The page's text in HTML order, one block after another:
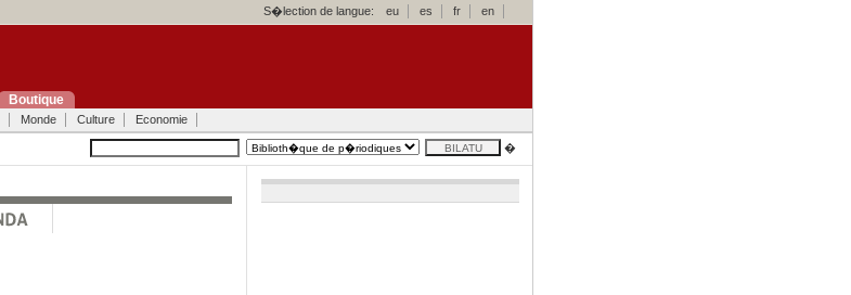
S�lection de langue: eu es fr en
Boutique
Monde Culture Economie
�